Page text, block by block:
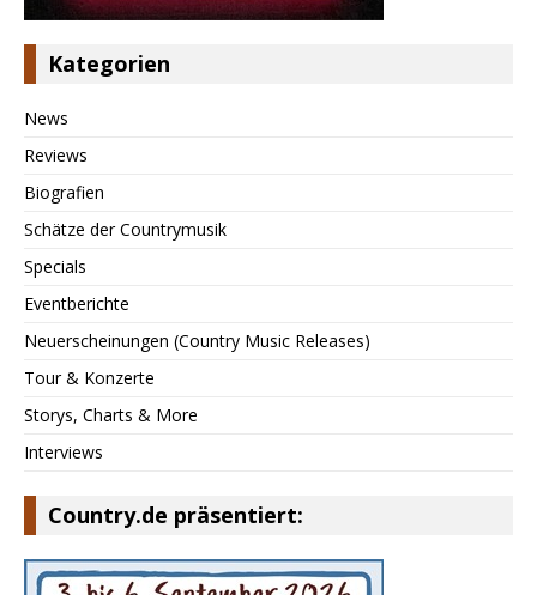
Kategorien
News
Reviews
Biografien
Schätze der Countrymusik
Specials
Eventberichte
Neuerscheinungen (Country Music Releases)
Tour & Konzerte
Storys, Charts & More
Interviews
Country.de präsentiert: